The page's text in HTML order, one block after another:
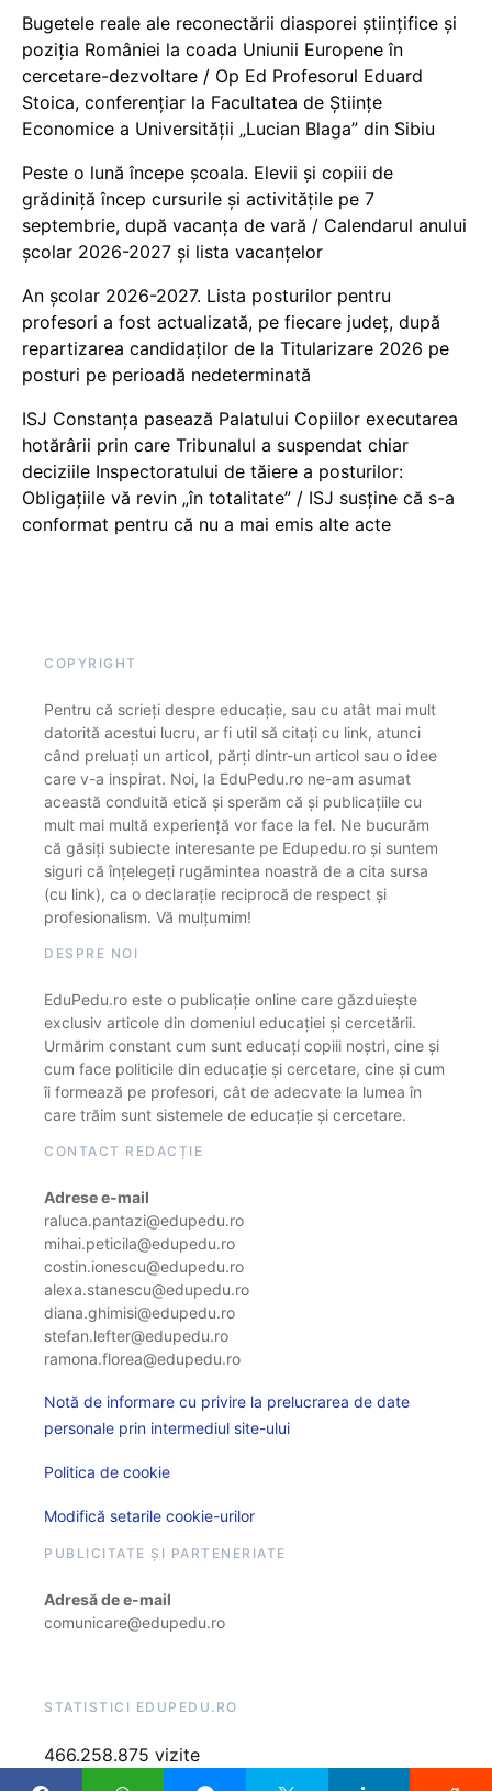
Bugetele reale ale reconectării diasporei științifice și
poziția României la coada Uniunii Europene în
cercetare-dezvoltare / Op Ed Profesorul Eduard
Stoica, conferențiar la Facultatea de Științe
Economice a Universității „Lucian Blaga” din Sibiu
Peste o lună începe școala. Elevii și copiii de
grădiniță încep cursurile și activitățile pe 7
septembrie, după vacanța de vară / Calendarul anului
școlar 2026-2027 și lista vacanțelor
An școlar 2026-2027. Lista posturilor pentru
profesori a fost actualizată, pe fiecare județ, după
repartizarea candidaților de la Titularizare 2026 pe
posturi pe perioadă nedeterminată
ISJ Constanța pasează Palatului Copiilor executarea
hotărârii prin care Tribunalul a suspendat chiar
deciziile Inspectoratului de tăiere a posturilor:
Obligațiile vă revin „în totalitate” / ISJ susține că s-a
conformat pentru că nu a mai emis alte acte
COPYRIGHT
Pentru că scrieți despre educație, sau cu atât mai mult
datorită acestui lucru, ar fi util să citați cu link, atunci
când preluați un articol, părți dintr-un articol sau o idee
care v-a inspirat. Noi, la EduPedu.ro ne-am asumat
această conduită etică și sperăm că și publicațiile cu
mult mai multă experiență vor face la fel. Ne bucurăm
că găsiți subiecte interesante pe Edupedu.ro și suntem
siguri că înțelegeți rugămintea noastră de a cita sursa
(cu link), ca o declarație reciprocă de respect și
profesionalism. Vă mulțumim!
DESPRE NOI
EduPedu.ro este o publicație online care găzduiește
exclusiv articole din domeniul educației și cercetării.
Urmărim constant cum sunt educați copiii noștri, cine și
cum face politicile din educație și cercetare, cine și cum
îi formează pe profesori, cât de adecvate la lumea în
care trăim sunt sistemele de educație și cercetare.
CONTACT REDACȚIE
Adrese e-mail
raluca.pantazi@edupedu.ro
mihai.peticila@edupedu.ro
costin.ionescu@edupedu.ro
alexa.stanescu@edupedu.ro
diana.ghimisi@edupedu.ro
stefan.lefter@edupedu.ro
ramona.florea@edupedu.ro
Notă de informare cu privire la prelucrarea de date
personale prin intermediul site-ului
Politica de cookie
Modifică setarile cookie-urilor
PUBLICITATE ȘI PARTENERIATE
Adresă de e-mail
comunicare@edupedu.ro
STATISTICI EDUPEDU.RO
466.258.875 vizite